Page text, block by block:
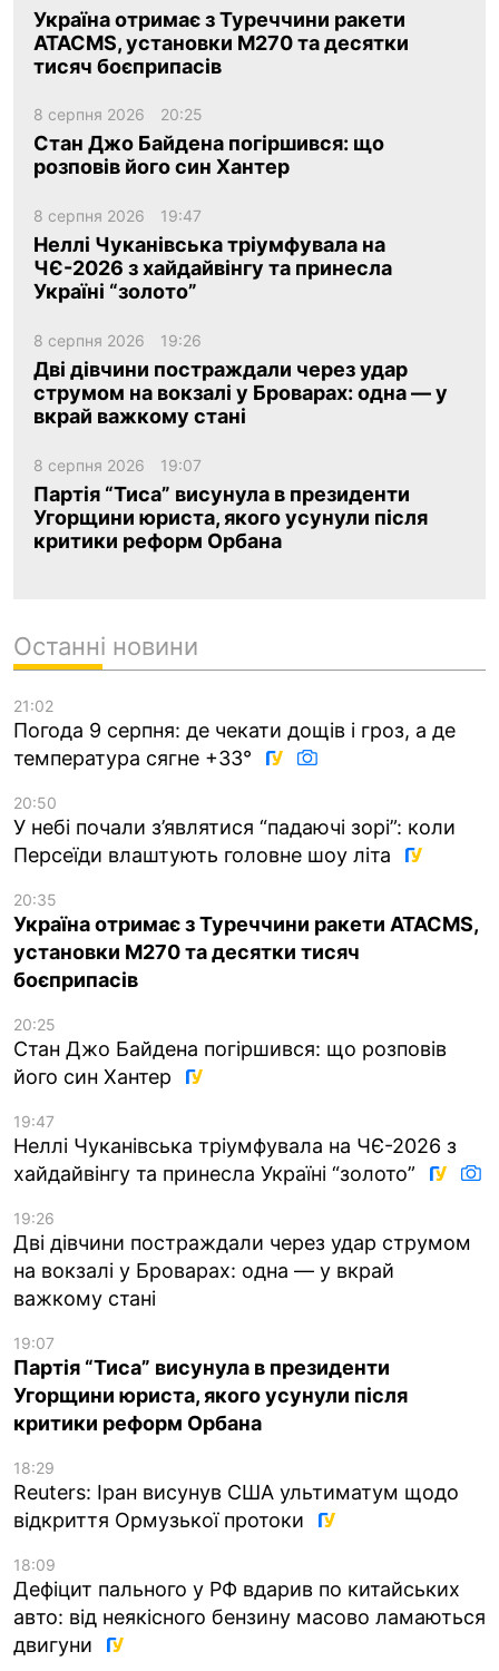
Україна отримає з Туреччини ракети
ATACMS, установки M270 та десятки
тисяч боєприпасів
8 серпня 2026 20:25
Стан Джо Байдена погіршився: що
розповів його син Хантер
8 серпня 2026 19:47
Неллі Чуканівська тріумфувала на
ЧЄ-2026 з хайдайвінгу та принесла
Україні “золото”
8 серпня 2026 19:26
Дві дівчини постраждали через удар
струмом на вокзалі у Броварах: одна — у
вкрай важкому стані
8 серпня 2026 19:07
Партія “Тиса” висунула в президенти
Угорщини юриста, якого усунули після
критики реформ Орбана
Останні новини
21:02
Погода 9 серпня: де чекати дощів і гроз, а де
температура сягне +33°
20:50
У небі почали з’являтися “падаючі зорі”: коли
Персеїди влаштують головне шоу літа
20:35
Україна отримає з Туреччини ракети ATACMS,
установки M270 та десятки тисяч
боєприпасів
20:25
Стан Джо Байдена погіршився: що розповів
його син Хантер
19:47
Неллі Чуканівська тріумфувала на ЧЄ-2026 з
хайдайвінгу та принесла Україні “золото”
19:26
Дві дівчини постраждали через удар струмом
на вокзалі у Броварах: одна — у вкрай
важкому стані
19:07
Партія “Тиса” висунула в президенти
Угорщини юриста, якого усунули після
критики реформ Орбана
18:29
Reuters: Іран висунув США ультиматум щодо
відкриття Ормузької протоки
18:09
Дефіцит пального у РФ вдарив по китайських
авто: від неякісного бензину масово ламаються
двигуни